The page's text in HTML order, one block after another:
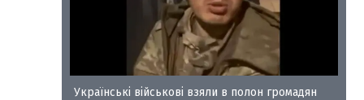
Українські військові взяли в полон громадян